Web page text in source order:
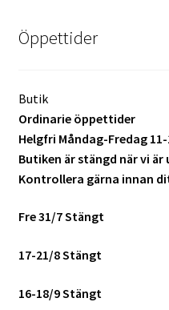
Kortläsare
Batterier för Nikon
Batterier övriga
Film & Engångskameror
Arkivering
Rengöring & Vård
Öppettider
Butik
Ordinarie öppettider
Helgfri Måndag-Fredag
Butiken är stängd när vi
Kontrollera gärna innan
Fre 31/7 Stängt
17-21/8 Stängt
16-18/9 Stängt